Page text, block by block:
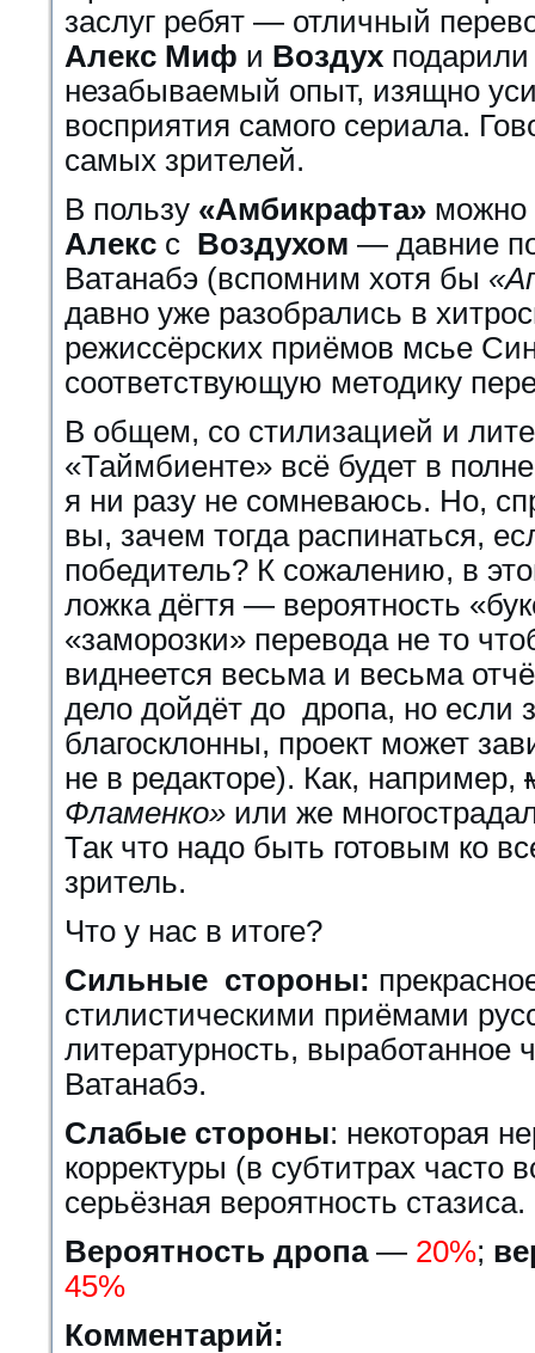
заслуг ребят — отличный
Алекс Миф и Воздух
незабываемый опыт, изящно
восприятия самого сериала.
самых зрителей.
В пользу «Амбикрафта» можно
Алекс с Воздухом — давние
Ватанабэ (вспомним хотя бы
давно уже разобрались в
режиссёрских приёмов мсье
соответствующую методику
В общем, со стилизацией и
«Таймбиенте» всё будет в
я ни разу не сомневаюсь. Но,
вы, зачем тогда распинаться,
победитель? К сожалению, в
ложка дёгтя — вероятность
«заморозки» перевода не то
виднеется весьма и весьма
дело дойдёт до дропа, но если
благосклонны, проект может
не в редакторе). Как, например,
Фламенко» или же
Так что надо быть готовым ко
зритель.
Что у нас в итоге?
Сильные стороны:
стилистическими приёмами
литературность, выработанное
Ватанабэ.
Слабые стороны: некоторая
корректуры (в субтитрах часто
серьёзная вероятность стазиса.
Вероятность дропа— 20%;
45%
Комментарий: